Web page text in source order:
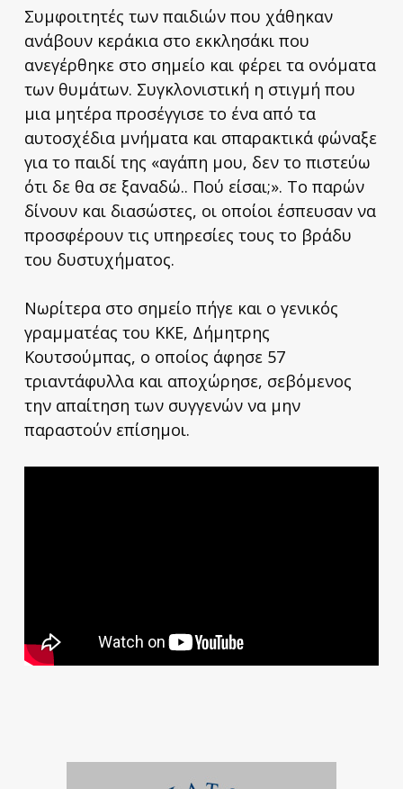
Συμφοιτητές των παιδιών που χάθηκαν
ανάβουν κεράκια στο εκκλησάκι που
ανεγέρθηκε στο σημείο και φέρει τα ονόματα
των θυμάτων. Συγκλονιστική η στιγμή που
μια μητέρα προσέγγισε το ένα από τα
αυτοσχέδια μνήματα και σπαρακτικά φώναξε
για το παιδί της «αγάπη μου, δεν το πιστεύω
ότι δε θα σε ξαναδώ.. Πού είσαι;». Το παρών
δίνουν και διασώστες, οι οποίοι έσπευσαν να
προσφέρουν τις υπηρεσίες τους το βράδυ
του δυστυχήματος.
Νωρίτερα στο σημείο πήγε και ο γενικός
γραμματέας του ΚΚΕ, Δήμητρης
Κουτσούμπας, ο οποίος άφησε 57
τριαντάφυλλα και αποχώρησε, σεβόμενος
την απαίτηση των συγγενών να μην
παραστούν επίσημοι.